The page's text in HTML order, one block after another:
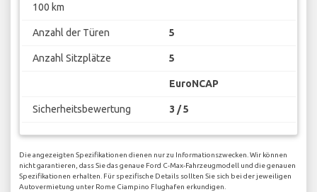
100 km
Anzahl der Türen 5
Anzahl Sitzplätze 5
EuroNCAP
Sicherheitsbewertung 3 / 5
Die angezeigten Spezifikationen dienen nur zu Informationszwecken. Wir können
nicht garantieren, dass Sie das genaue Ford C-Max-Fahrzeugmodell und die genauen
Spezifikationen erhalten. Für spezifische Details sollten Sie sich bei der jeweiligen
Autovermietung unter Rome Ciampino Flughafen erkundigen.